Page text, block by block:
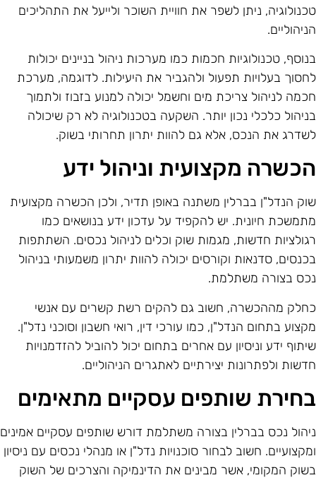
ניתן לשפר את חוויית השוכר ולייעל את התהליכים
טכנולוגיות חכמות כמו מערכות ניהול בניינים יכולות
בעלויות תפעול ולהגביר את היעילות. לדוגמה, מערכת
לניהול צריכת מים וחשמל יכולה למנוע בזבוז ולתמוך
כלכלי נכון יותר. השקעה בטכנולוגיה לא רק שיכולה
את הנכס, אלא גם להוות יתרון תחרותי בשוק.
מקצועית וניהול ידע
הנדל"ן בברלין משתנה באופן תדיר, ולכן הכשרה מקצועית
חיונית. יש להקפיד על עדכון ידע בנושאים כמו
חדשות, מגמות שוק וכלים לניהול נכסים. השתתפות
סדנאות וקורסים יכולה להוות יתרון משמעותי בניהול
בצורה משתלמת.
מההכשרה, חשוב גם להקים רשת קשרים עם אנשי
בתחום הנדל"ן, כמו עורכי דין, רואי חשבון וסוכני נדל"ן.
ידע וניסיון עם אחרים בתחום יכול להוביל להזדמנויות
ולפתרונות יצירתיים לאתגרים הניהוליים.
שותפים עסקיים מתאימים
נכס בברלין בצורה משתלמת דורש שותפים עסקיים אמינים
חשוב לבחור סוכנויות נדל"ן או מנהלי נכסים עם ניסיון
המקומי, אשר מבינים את הדינמיקה והצרכים של השוק